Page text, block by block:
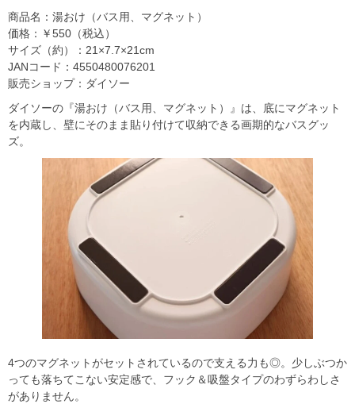
商品名：湯おけ（バス用、マグネット）
価格：￥550（税込）
サイズ（約）：21×7.7×21cm
JANコード：4550480076201
販売ショップ：ダイソー
ダイソーの『湯おけ（バス用、マグネット）』は、底にマグネット
を内蔵し、壁にそのまま貼り付けて収納できる画期的なバスグッ
ズ。
4つのマグネットがセットされているので支える力も◎。少しぶつか
っても落ちてこない安定感で、フック＆吸盤タイプのわずらわしさ
がありません。